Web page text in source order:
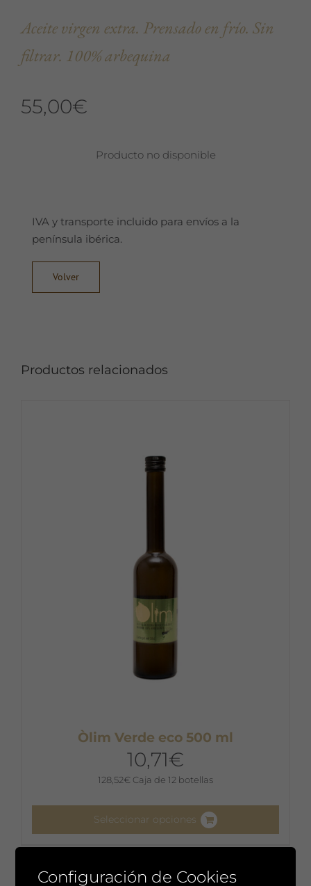
Aceite virgen extra. Prensado en frío. Sin
filtrar. 100% arbequina
55,00€
Producto no disponible
IVA y transporte incluido para envíos a la
península ibérica.
Volver
Productos relacionados
Òlim Verde eco 500 ml
10,71€
128,52€ Caja de 12 botellas
Seleccionar opciones
tiene
Configuración de Cookies